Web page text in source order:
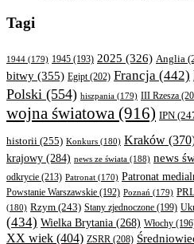
Tagi
1944 (179) 1945 (193) 2025 (326) Anglia
bitwy (355) Egipt (202) Francja (442)
Polski (554) hiszpania (179) III Rzesza
wojna światowa (916) IPN
historii (255) Konkurs (180) Kraków
krajowy (284) news ze świata (188) news
odkrycie (213) Patronat (170) Patronat
Powstanie Warszawskie (192) Poznań (179) PRL
(180) Rzym (243) Stany zjednoczone (199)
(434) Wielka Brytania (268) Włochy
XX wiek (404) ZSRR (208)